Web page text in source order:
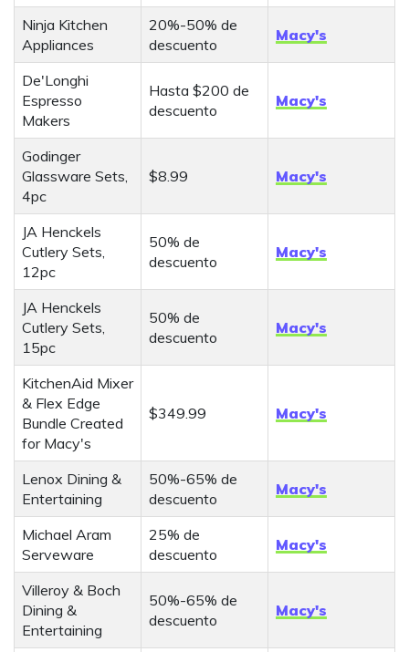
Ninja Kitchen
Appliances
20%-50% de
descuento
Macy's
De'Longhi
Espresso
Makers
Hasta $200 de
descuento
Macy's
Godinger
Glassware Sets,
4pc
$8.99 Macy's
JA Henckels
Cutlery Sets,
12pc
50% de
descuento
Macy's
JA Henckels
Cutlery Sets,
15pc
50% de
descuento
Macy's
KitchenAid Mixer
& Flex Edge
Bundle Created
for Macy's
$349.99 Macy's
Lenox Dining &
Entertaining
50%-65% de
descuento
Macy's
Michael Aram
Serveware
25% de
descuento
Macy's
Villeroy & Boch
Dining &
Entertaining
50%-65% de
descuento
Macy's